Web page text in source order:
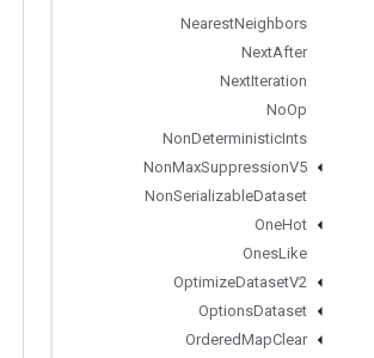
NearestNeighbors
NextAfter
NextIteration
NoOp
NonDeterministicInts
NonMaxSuppressionV5
NonSerializableDataset
OneHot
OnesLike
OptimizeDatasetV2
OptionsDataset
OrderedMapClear